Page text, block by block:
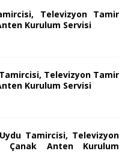
Televizyon Tamir
Kurulum Servisi
Televizyon Tamir
Kurulum Servisi
Tamircisi, Televizyon
Çanak Anten Kurulum